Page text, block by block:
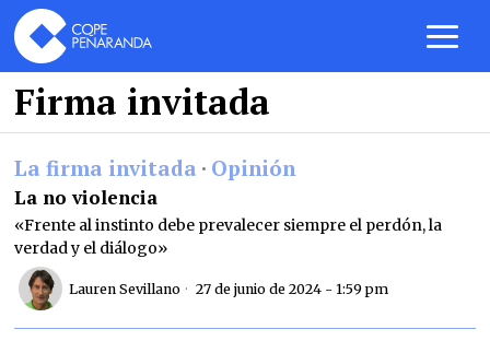
Firma invitada
La firma invitada · Opinión
La no violencia
«Frente al instinto debe prevalecer siempre el perdón, la
verdad y el diálogo»
Lauren Sevillano 27 de junio de 2024 - 1:59 pm